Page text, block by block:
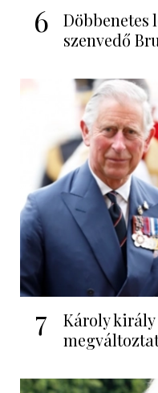
6
Döbbenetes
szenvedő
7
Károly